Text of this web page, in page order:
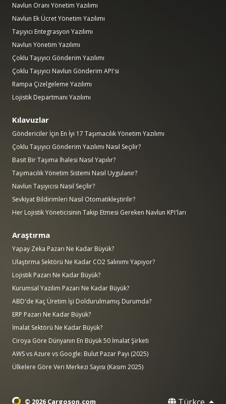
Navlun Oranı Yönetim Yazılımı
Navlun Ek Ücret Yönetim Yazılımı
Taşıyıcı Entegrasyon Yazılımı
Navlun Yönetim Yazılımı
Çoklu Taşıyıcı Gönderim Yazılımı
Çoklu Taşıyıcı Navlun Gönderim API'si
Rampa Çizelgeleme Yazılımı
Lojistik Departmanı Yazılımı
Kılavuzlar
Göndericiler İçin En İyi 17 Taşımacılık Yönetim Yazılımı
Çoklu Taşıyıcı Gönderim Yazılımı Nasıl Seçilir?
Basit Bir Taşıma İhalesi Nasıl Yapılır?
Taşımacılık Yönetim Sistemi Nasıl Uygulanır?
Navlun Taşıyıcısı Nasıl Seçilir?
Sevkiyat Bildirimleri Nasıl Otomatikleştirilir?
Her Lojistik Yöneticisinin Takip Etmesi Gereken Navlun KPI'ları
Araştırma
Yapay Zeka Pazarı Ne Kadar Büyük?
Ulaştırma Sektörü Ne Kadar CO2 Salınımı Yapıyor?
Lojistik Pazarı Ne Kadar Büyük?
Kurumsal Yazılım Pazarı Ne Kadar Büyük?
ABD'de Kaç Üretim İşi Doldurulmamış Durumda?
ERP Pazarı Ne Kadar Büyük?
İmalat Sektörü Ne Kadar Büyük?
Ciroya Göre Dünyanın En Büyük 50 İmalat Şirketi
AWS vs Azure vs Google: Bulut Pazar Payı (2025)
Ülkelere Göre Veri Merkezi Sayısı (Kasım 2025)
© 2026 Cargoson.com